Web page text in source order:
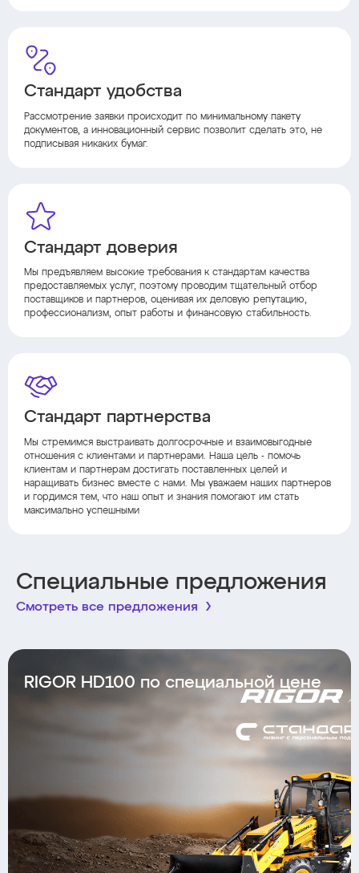
Стандарт удобства
Рассмотрение заявки происходит по минимальному пакету
документов, а инновационный сервис позволит сделать это, не
подписывая никаких бумаг.
Стандарт доверия
Мы предъявляем высокие требования к стандартам качества
предоставляемых услуг, поэтому проводим тщательный отбор
поставщиков и партнеров, оценивая их деловую репутацию,
профессионализм, опыт работы и финансовую стабильность.
Стандарт партнерства
Мы стремимся выстраивать долгосрочные и взаимовыгодные
отношения с клиентами и партнерами. Наша цель - помочь
клиентам и партнерам достигать поставленных целей и
наращивать бизнес вместе с нами. Мы уважаем наших партнеров
и гордимся тем, что наш опыт и знания помогают им стать
максимально успешными
Специальные предложения
Смотреть все предложения
RIGOR HD100 по специальной цене